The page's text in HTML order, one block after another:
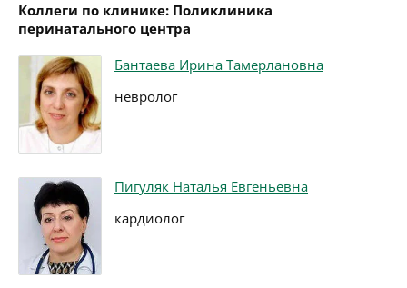
Коллеги по клинике: Поликлиника
перинатального центра
Бантаева Ирина Тамерлановна
невролог
Пигуляк Наталья Евгеньевна
кардиолог